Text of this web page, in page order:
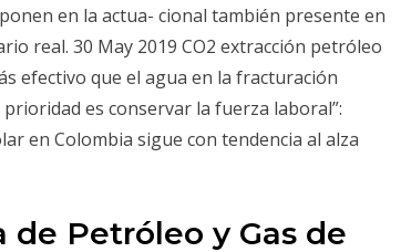
en la actua- cional también presente en
real. 30 May 2019 CO2 extracción petróleo
efectivo que el agua en la fracturación
es conservar la fuerza laboral”:
en Colombia sigue con tendencia al alza
de Petróleo y Gas de